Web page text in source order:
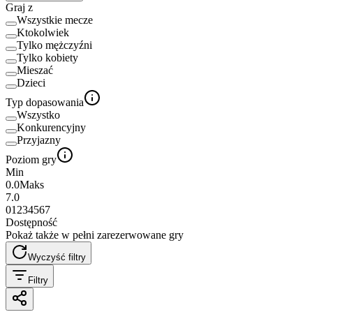
Graj z
Wszystkie mecze
Ktokolwiek
Tylko mężczyźni
Tylko kobiety
Mieszać
Dzieci
Typ dopasowania
Wszystko
Konkurencyjny
Przyjazny
Poziom gry
Min
0.0Maks
7.0
01 234567
Dostępność
Pokaż także w pełni zarezerwowane gry
Wyczyść filtry
Filtry